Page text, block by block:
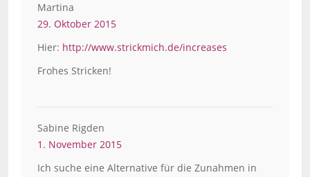
Martina
29. Oktober 2015
Hier: http://www.strickmich.de/increases
Frohes Stricken!
Sabine Rigden
1. November 2015
Ich suche eine Alternative für die Zunahmen in